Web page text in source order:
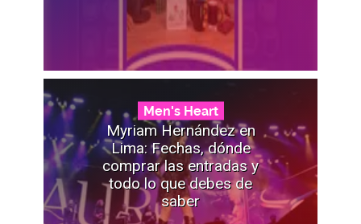
Men's Heart
Myriam Hernández en
Lima: Fechas, dónde
comprar las entradas y
todo lo que debes de
saber